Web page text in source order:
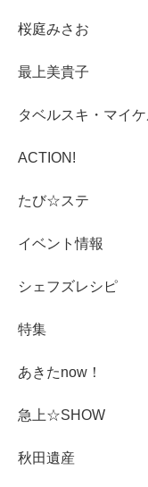
桜庭みさお
最上美貴子
タベルスキ・マイ
ACTION!
たび☆ステ
イベント情報
シェフズレシピ
特集
あきたnow！
急上☆SHOW
秋田遺産